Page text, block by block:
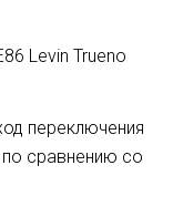
Levin Trueno
переключения
по сравнению со